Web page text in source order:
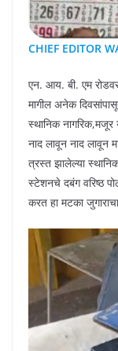
CHIEF EDITOR
एन. आय. बी. एम
मागील अनेक
स्थानिक नागरिक,मजूर
नाद लावून नाद लावून
त्रस्त झालेल्या
स्टेशनचे दबंग वरिष्ठ
करत हा मटका